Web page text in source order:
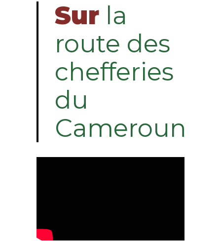
Sur la
route des
chefferies
du
Cameroun